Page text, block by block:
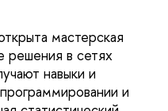
мастерская
в сетях
навыки и
и